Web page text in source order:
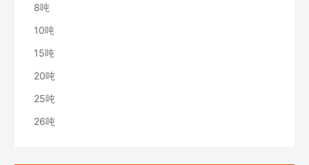
8吨
10吨
15吨
20吨
25吨
26吨